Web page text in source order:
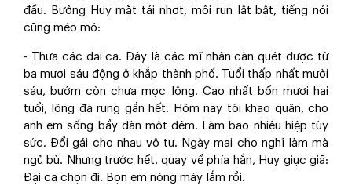
đầu. Bưởng Huy mặt tái nhợt, môi run lật bật, tiếng nói
cũng méo mó:
- Thưa các đại ca. Đây là các mĩ nhân càn quét được từ
ba mươi sáu động ở khắp thành phố. Tuổi thấp nhất mười
sáu, bướm còn chưa mọc lông. Cao nhất bốn mươi hai
tuổi, lông đã rụng gần hết. Hôm nay tôi khao quân, cho
anh em sống bầy đàn một đêm. Làm bao nhiêu hiệp tùy
sức. Đổi gái cho nhau vô tư. Ngày mai cho nghỉ làm mà
ngủ bù. Nhưng trước hết, quay về phía hắn, Huy giục giã:
Đại ca chọn đi. Bọn em nóng máy lắm rồi.